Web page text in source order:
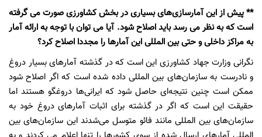
** پیش از این آمارسازی‌های بسیاری در بخش کشاورزی صورت می گرفته
است که به نظر می رسد باید اصلاح شود. آیا می توان با توجه به ارائه آمار
به مراکز داخلی و حتی بین المللی این آمارها را مجددا اصلاح کرد؟
نگرانی وزارت جهاد کشاورزی این است که در گذشته آمارهای بسیار دروغ
و نادرست به سازمان‌های بین المللی داده شده است که اگر اصلاح شود
ممکن است چنین نتیجه‌ای حاصل شود که ایرانی‌ها دروغگو هستند اما
حقیقت این است که اگر در گذشته برای اثبات آمارهای دروغ خود به
سازمان‌های بین المللی مانند فائو متوسل می‌شدند این سازمان‌های بین